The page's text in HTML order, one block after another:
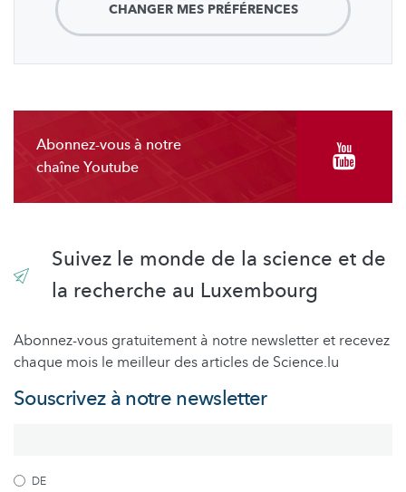
CHANGER MES PRÉFÉRENCES
Abonnez-vous à notre
chaîne Youtube
Suivez le monde de la science et de
la recherche au Luxembourg
Abonnez-vous gratuitement à notre newsletter et recevez
chaque mois le meilleur des articles de Science.lu
Souscrivez à notre newsletter
DE